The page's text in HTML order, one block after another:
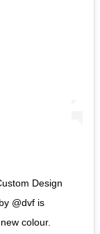
Design
@dvf is
colour.